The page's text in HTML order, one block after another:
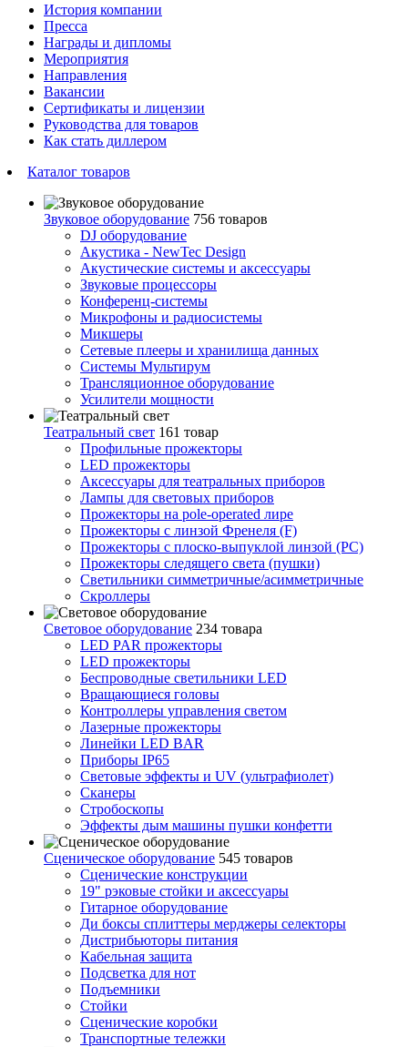
История компании
Пресса
Награды и дипломы
Мероприятия
Направления
Вакансии
Сертификаты и лицензии
Руководства для товаров
Как стать диллером
Каталог товаров
Звуковое оборудование 756 товаров
DJ оборудование
Акустика - NewTec Design
Акустические системы и аксессуары
Звуковые процессоры
Конференц-системы
Микрофоны и радиосистемы
Микшеры
Сетевые плееры и хранилища данных
Системы Мультирум
Трансляционное оборудование
Усилители мощности
Театральный свет 161 товар
Профильные прожекторы
LED прожекторы
Аксессуары для театральных приборов
Лампы для световых приборов
Прожекторы на pole-operated лире
Прожекторы с линзой Френеля (F)
Прожекторы с плоско-выпуклой линзой (PC)
Прожекторы следящего света (пушки)
Светильники симметричные/асимметричные
Скроллеры
Световое оборудование 234 товара
LED PAR прожекторы
LED прожекторы
Беспроводные светильники LED
Вращающиеся головы
Контроллеры управления светом
Лазерные прожекторы
Линейки LED BAR
Приборы IP65
Световые эффекты и UV (ультрафиолет)
Сканеры
Стробоскопы
Эффекты дым машины пушки конфетти
Сценическое оборудование 545 товаров
Сценические конструкции
19" рэковые стойки и аксесcуары
Гитарное оборудование
Ди боксы сплиттеры мерджеры селекторы
Дистрибьюторы питания
Кабельная защита
Подсветка для нот
Подъемники
Стойки
Сценические коробки
Транспортные тележки